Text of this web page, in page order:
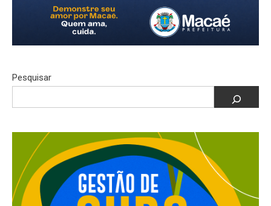
Pesquisar